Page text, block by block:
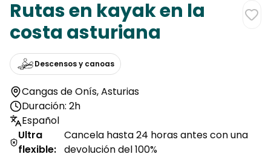
Rutas en kayak en la
costa asturiana
Descensos y canoas
Cangas de Onís,Asturias
Duración: 2h
Español
Ultra
flexible:
Cancela hasta 24 horas antes con una
devolución del 100%